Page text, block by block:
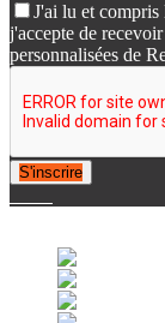
J'ai lu et
j'accepte de
personnalisées de
S'inscrire